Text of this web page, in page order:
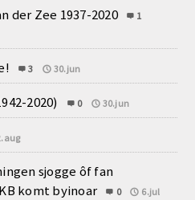
der Zee 1937-2020
1
3 30.jun
2020) 0 30.jun
sjogge ôf fan
komt byinoar
0 6.jul